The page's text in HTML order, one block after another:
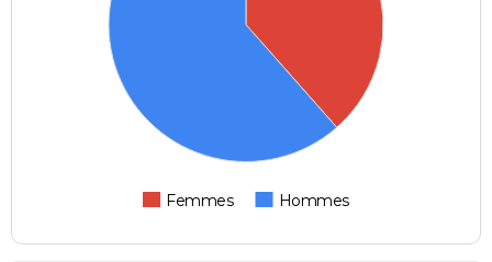
Femmes Hommes